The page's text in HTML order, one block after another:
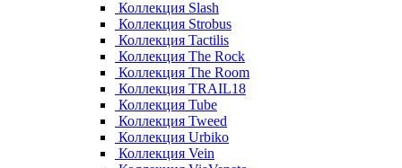
Коллекция Slash
Коллекция Strobus
Коллекция Tactilis
Коллекция The Rock
Коллекция The Room
Коллекция TRAIL18
Коллекция Tube
Коллекция Tweed
Коллекция Urbiko
Коллекция Vein